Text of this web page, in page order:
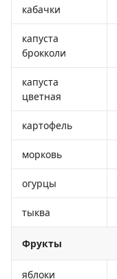
кабачки
капуста
брокколи
капуста
цветная
картофель
морковь
огурцы
тыква
Фрукты
яблоки